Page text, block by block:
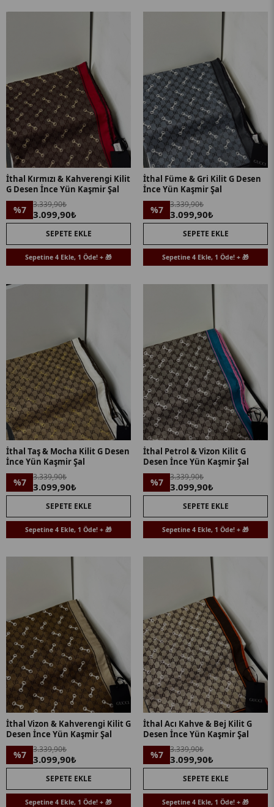
İthal Kırmızı & Kahverengi Kilit
G Desen İnce Yün Kaşmir Şal
%7 3.339,90₺
3.099,90₺
SEPETE EKLE
Sepetine 4 Ekle, 1 Öde! + 🎁
İthal Füme & Gri Kilit G Desen
İnce Yün Kaşmir Şal
%7 3.339,90₺
3.099,90₺
SEPETE EKLE
Sepetine 4 Ekle, 1 Öde! + 🎁
İthal Taş & Mocha Kilit G Desen
İnce Yün Kaşmir Şal
%7 3.339,90₺
3.099,90₺
SEPETE EKLE
Sepetine 4 Ekle, 1 Öde! + 🎁
İthal Petrol & Vizon Kilit G
Desen İnce Yün Kaşmir Şal
%7 3.339,90₺
3.099,90₺
SEPETE EKLE
Sepetine 4 Ekle, 1 Öde! + 🎁
İthal Vizon & Kahverengi Kilit G
Desen İnce Yün Kaşmir Şal
%7 3.339,90₺
3.099,90₺
SEPETE EKLE
Sepetine 4 Ekle, 1 Öde! + 🎁
İthal Acı Kahve & Bej Kilit G
Desen İnce Yün Kaşmir Şal
%7 3.339,90₺
3.099,90₺
SEPETE EKLE
Sepetine 4 Ekle, 1 Öde! + 🎁